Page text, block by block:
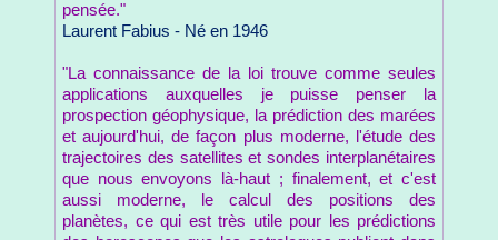
pensée."
Laurent Fabius - Né en 1946
"La connaissance de la loi trouve comme seules
applications auxquelles je puisse penser la
prospection géophysique, la prédiction des marées
et aujourd'hui, de façon plus moderne, l'étude des
trajectoires des satellites et sondes interplanétaires
que nous envoyons là-haut ; finalement, et c'est
aussi moderne, le calcul des positions des
planètes, ce qui est très utile pour les prédictions